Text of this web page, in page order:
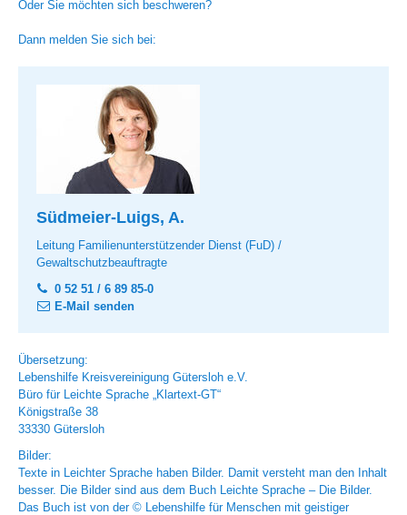
Oder Sie möchten sich beschweren?
Dann melden Sie sich bei:
Südmeier-Luigs, A.
Leitung Familienunterstützender Dienst (FuD) /
Gewaltschutzbeauftragte
0 52 51 / 6 89 85-0
E-Mail senden
Übersetzung:
Lebenshilfe Kreisvereinigung Gütersloh e.V.
Büro für Leichte Sprache „Klartext-GT“
Königstraße 38
33330 Gütersloh
Bilder:
Texte in Leichter Sprache haben Bilder. Damit versteht man den Inhalt
besser. Die Bilder sind aus dem Buch Leichte Sprache – Die Bilder.
Das Buch ist von der © Lebenshilfe für Menschen mit geistiger